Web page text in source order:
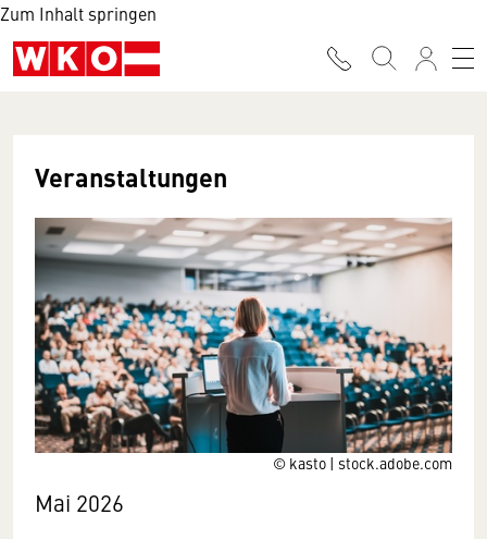
Zum Inhalt springen
© kasto | stock.adobe.com
Veranstaltungen
Mai 2026